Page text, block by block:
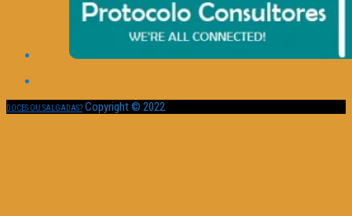
DOCES OU SALGADAS? Copyright © 2022